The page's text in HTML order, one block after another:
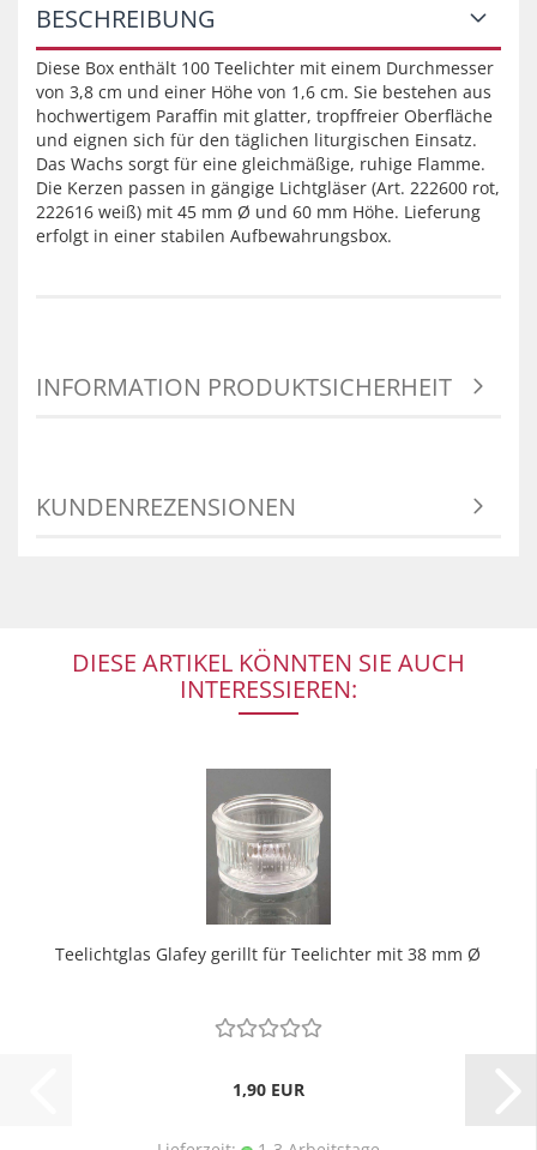
BESCHREIBUNG
Diese Box enthält 100 Teelichter mit einem Durchmesser
von 3,8 cm und einer Höhe von 1,6 cm. Sie bestehen aus
hochwertigem Paraffin mit glatter, tropffreier Oberfläche
und eignen sich für den täglichen liturgischen Einsatz.
Das Wachs sorgt für eine gleichmäßige, ruhige Flamme.
Die Kerzen passen in gängige Lichtgläser (Art. 222600 rot,
222616 weiß) mit 45 mm Ø und 60 mm Höhe. Lieferung
erfolgt in einer stabilen Aufbewahrungsbox.
INFORMATION PRODUKTSICHERHEIT
KUNDENREZENSIONEN
DIESE ARTIKEL KÖNNTEN SIE AUCH
INTERESSIEREN:
Teelichtglas Glafey gerillt für Teelichter mit 38 mm Ø
1,90 EUR